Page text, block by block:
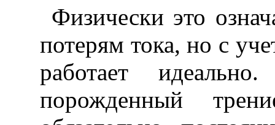
Физически это
потерям тока, но с
работает
порожденный